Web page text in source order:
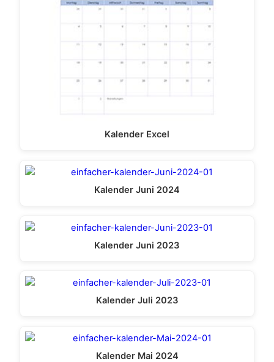
Kalender Excel
Kalender Juni 2024
Kalender Juni 2023
Kalender Juli 2023
Kalender Mai 2024